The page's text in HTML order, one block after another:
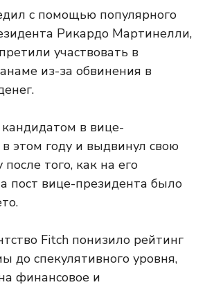
с помощью популярного
Рикардо Мартинелли,
участвовать в
из-за обвинения в
в вице-
этом году и выдвинул свою
того, как на его
пост вице-президента было
Fitch понизило рейтинг
до спекулятивного уровня,
финансовое и